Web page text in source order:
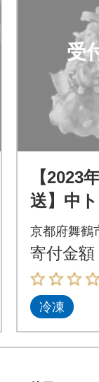
受
【2023
送】中
西京味
京都府舞鶴
寄付金額
冷凍